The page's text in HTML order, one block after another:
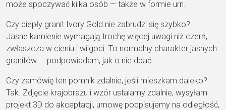
może spoczywać kilka osób — także w formie urn.
Czy ciepły granit Ivory Gold nie zabrudzi się szybko?
Jasne kamienie wymagają trochę więcej uwagi niż czerń,
zwłaszcza w cieniu i wilgoci. To normalny charakter jasnych
granitów — podpowiadam, jak o nie dbać.
Czy zamówię ten pomnik zdalnie, jeśli mieszkam daleko?
Tak. Zdjęcie krajobrazu i wzór ustalamy zdalnie, wysyłam
projekt 3D do akceptacji, umowę podpisujemy na odległość,